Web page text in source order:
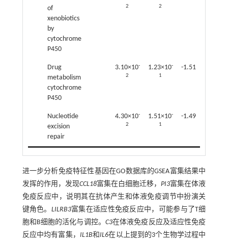
of
xenobiotics
by
cytochrome
P450
2 2
Drug
metabolism
cytochrome
P450
3.10×10-
2
1.23×10-
1
-1.51
Nucleotide
excision
repair
4.30×10-
2
1.51×10-
1
-1.49
进一步分析免疫特征性基因在GO数据库的GSEA富集结果中
发挥的作用，发现CCL18富集在白细胞迁移，PI3富集在体液
免疫反应中，说明其在抗体产生和体液免疫调节中扮演关
键角色。 LILRB3富集在适应性免疫反应中，可能参与了T细
胞和B细胞的活化与调控。 C3在体液免疫反应及适应性免疫
反应中均有富集， IL1B和IL6在以上提到的3个生物学过程中